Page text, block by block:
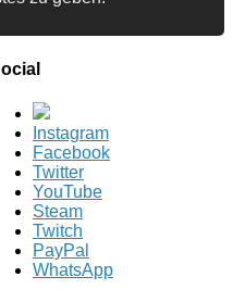
Instagram
Facebook
Twitter
YouTube
Steam
Twitch
PayPal
WhatsApp